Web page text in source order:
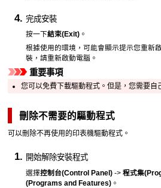
完成安裝
按一下結束(Exit) 。
根據使用的環境，可能會顯示提示您重新
裝，請重新啟動電腦。
重要事項
您可以免費下載驅動程式。但是，您需要自
刪除不需要的驅動程式
可以刪除不再使用的印表機驅動程式。
開始解除安裝程式
選擇控制台(Control Panel) ->程式集
(Programs and Features) 。